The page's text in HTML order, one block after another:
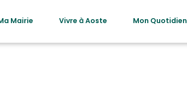
Mairie
Vivre à Aoste Mon Quotidien